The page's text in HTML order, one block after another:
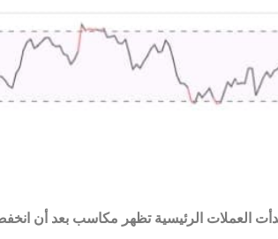
العملات الرئيسية تظهر مكاسب بعد أن